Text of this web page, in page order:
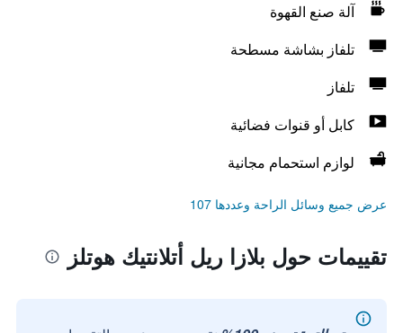
آلة صنع القهوة
تلفاز بشاشة مسطحة
تلفاز
كابل أو قنوات فضائية
لوازم استحمام مجانية
عرض جميع وسائل الراحة وعددها 107
تقييمات حول بلازا ريل أتلانتيك هوتلز